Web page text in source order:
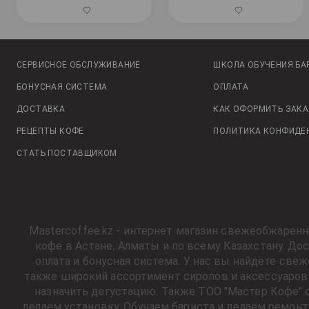
СЕРВИСНОЕ ОБСЛУЖИВАНИЕ ШКОЛА ОБУЧЕНИЯ
БОНУСНАЯ СИСТЕМА ОПЛАТА
ДОСТАВКА КАК ОФОРМИТЬ
РЕЦЕПТЫ КОФЕ ПОЛИТИКА
СТАТЬ ПОСТАВЩИКОМ
Mastercoffee.kz - интернет магазин
кофе в Астане, Алматы и по всему Казахстану.
оплата и бонусная система. У нас вы найдёте
также широкий ассортимент сиропов и
назначить дегустацию. Также ТОО "Мастер Кофе"